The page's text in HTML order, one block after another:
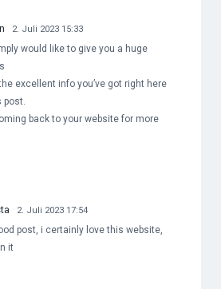
2. Juli 2023 15:33
would like to give you a huge
excellent info you’ve got right here
post.
back to your website for more
2. Juli 2023 17:54
post, i certainly love this website,
it